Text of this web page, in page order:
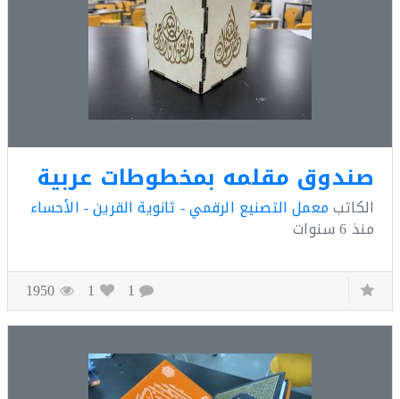
مقلمه بمخطوطات عربية
معمل التصنيع الرقمي - ثانوية القرين - الأحساء
1
1950